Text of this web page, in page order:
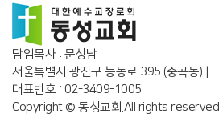
담임목사 : 문성남
서울특별시 광진구 능동로 395 (중곡동) |
대표번호 : 02-3409-1005
Copyright © 동성교회.All rights reserved.